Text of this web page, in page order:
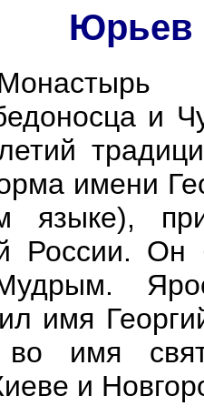
Юрьев
и
имени
языке),
России.
имя
во имя
и